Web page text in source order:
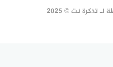
تذكرة نت © 2025